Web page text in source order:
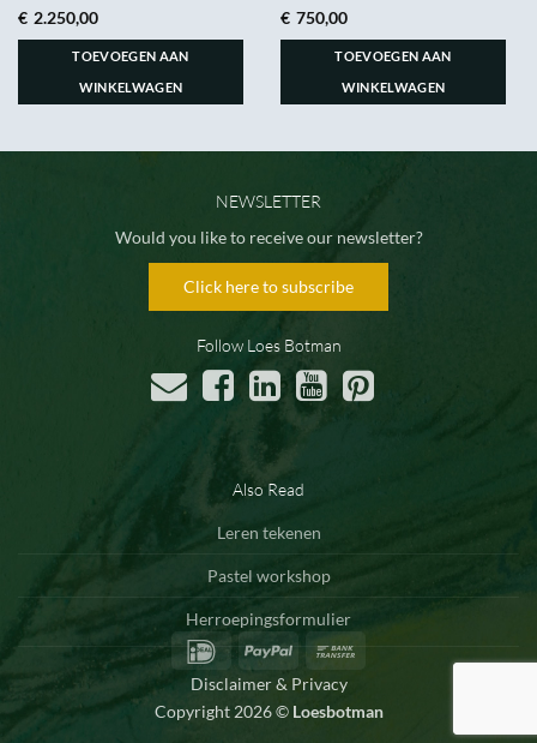
€ 2.250,00
TOEVOEGEN AAN
WINKELWAGEN
€ 750,00
TOEVOEGEN AAN
WINKELWAGEN
NEWSLETTER
Would you like to receive our newsletter?
Click here to subscribe
Follow Loes Botman
Also Read
Leren tekenen
Pastel workshop
Herroepingsformulier
IDeal
PayPal
Disclaimer & Privacy
Copyright 2026 © Loesbotman